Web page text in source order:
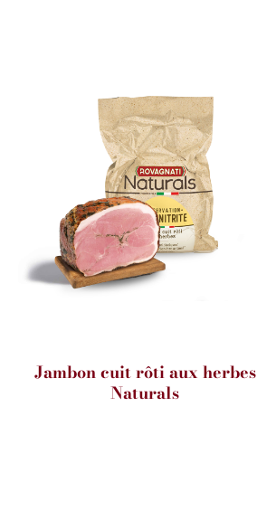
Jambon cuit rôti aux herbes
Naturals